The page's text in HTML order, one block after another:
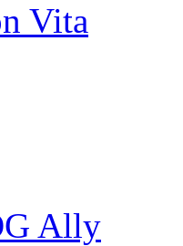
Vita
Ally